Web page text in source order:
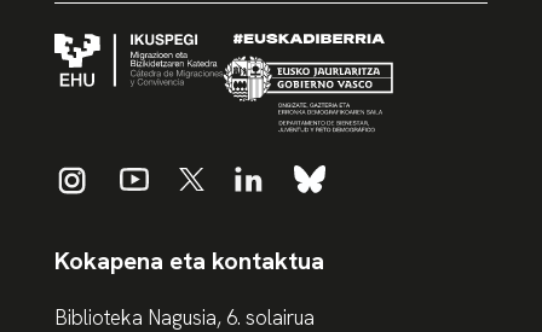
Kokapena eta kontaktua
Biblioteka Nagusia, 6. solairua